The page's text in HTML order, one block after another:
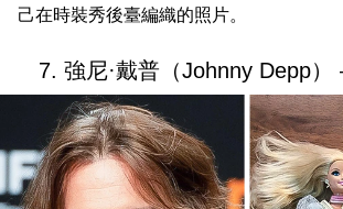
己在時裝秀後臺編織的照片。
7. 強尼·戴普（Johnny Depp